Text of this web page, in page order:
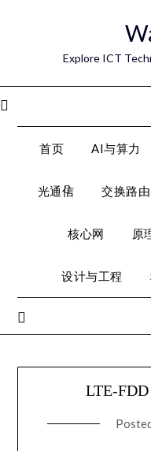
Explore ICT
首页 AI与算力
光通信 交换路由
核心网 原
设计与工程
LTE-